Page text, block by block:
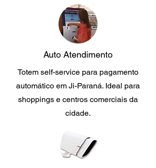
Auto Atendimento
Totem self-service para pagamento
automático em Ji-Paraná. Ideal para
shoppings e centros comerciais da
cidade.